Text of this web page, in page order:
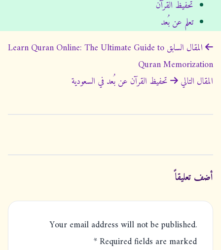
تحفيظ القرآن
تعلم عن بُعد
P
o
s
n
i
g
t
المقال السابقLearn Quran Online: The Ultimate Guide to
Quran Memorization
المقال التالي
تحفيظ القرآن عن بُعد في السعودية
أضف تعليقاً
Your email address will not be published.
Required fields are marked
*